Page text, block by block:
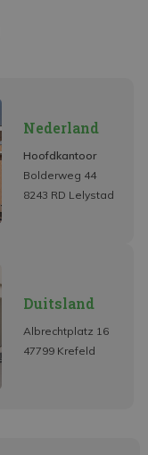
Nederland
Hoofdkantoor
Bolderweg 44
8243 RD Lelystad
Duitsland
Albrechtplatz 16
47799 Krefeld